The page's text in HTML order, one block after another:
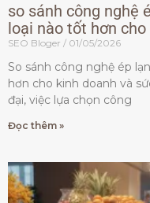
so sánh công nghệ
loại nào tốt hơn
SEO Bloger 01/05/2026
So sánh công nghệ ép
hơn cho kinh doanh và
đại, việc lựa chọn công
Đọc thêm »